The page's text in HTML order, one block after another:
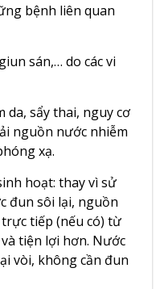
bệnh liên quan
sán,… do các vi
da, sẩy thai, nguy cơ
nguồn nước nhiễm
xạ.
hoạt: thay vì sử
đun sôi lại, nguồn
tiếp (nếu có) từ
tiện lợi hơn. Nước
vòi, không cần đun